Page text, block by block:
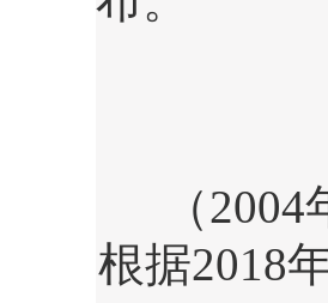
（2004
根据2018